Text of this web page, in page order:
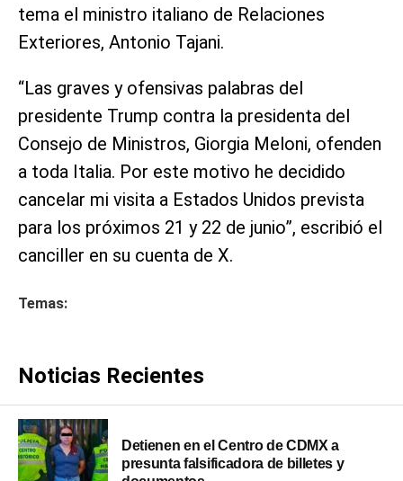
tema el ministro italiano de Relaciones
Exteriores, Antonio Tajani.
“Las graves y ofensivas palabras del
presidente Trump contra la presidenta del
Consejo de Ministros, Giorgia Meloni, ofenden
a toda Italia. Por este motivo he decidido
cancelar mi visita a Estados Unidos prevista
para los próximos 21 y 22 de junio”, escribió el
canciller en su cuenta de X.
Temas:
Noticias Recientes
Detienen en el Centro de CDMX a
presunta falsificadora de billetes y